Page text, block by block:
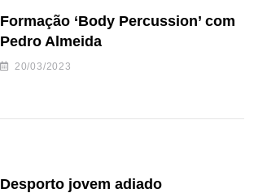
Formação ‘Body Percussion’ com
Pedro Almeida
20/03/2023
Desporto jovem adiado